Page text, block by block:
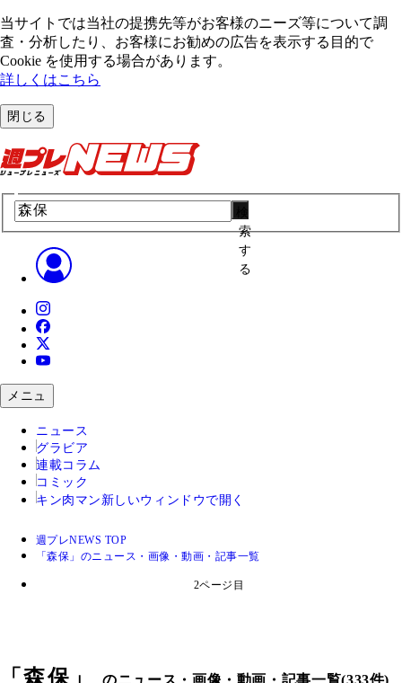
当サイトでは当社の提携先等がお客様のニーズ等について調
査・分析したり、お客様にお勧めの広告を表⽰する⽬的で
Cookie を使⽤する場合があります。
詳しくはこちら
閉じる
索
す
る
メニュ
ニュース
グラビア
連載コラム
コミック
キン肉マン 新しいウィンドウで開く
週プレNEWS TOP
「森保」のニュース・画像・動画・記事一覧
2ページ目
「森保 」のニュース・画像・動画・記事一覧(333件)